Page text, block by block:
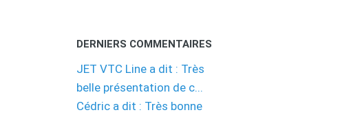
DERNIERS COMMENTAIRES
JET VTC Line a dit : Très
belle présentation de c...
Cédric a dit : Très bonne